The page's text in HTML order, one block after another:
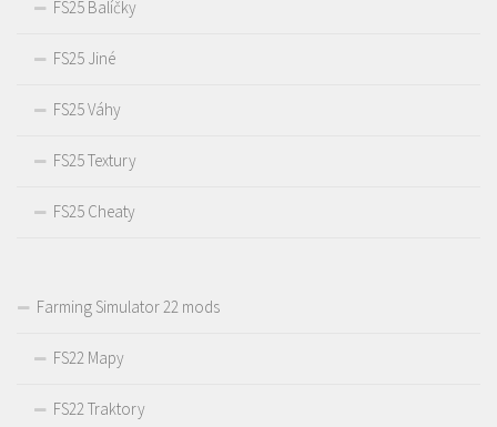
FS25 Balíčky
FS25 Jiné
FS25 Váhy
FS25 Textury
FS25 Cheaty
Farming Simulator 22 mods
FS22 Mapy
FS22 Traktory